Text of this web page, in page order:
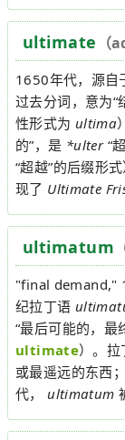
ultimate （
1650年代，源
过去分词，意为“
性形式为 ultima
的”，是 *ulter“
“超越”的后缀形
现了 Ultimate
ultimatum
"final demand,"
纪拉丁语
“最后可能的，最
ultimate）。拉
或最遥远的东西
代，ultimatum